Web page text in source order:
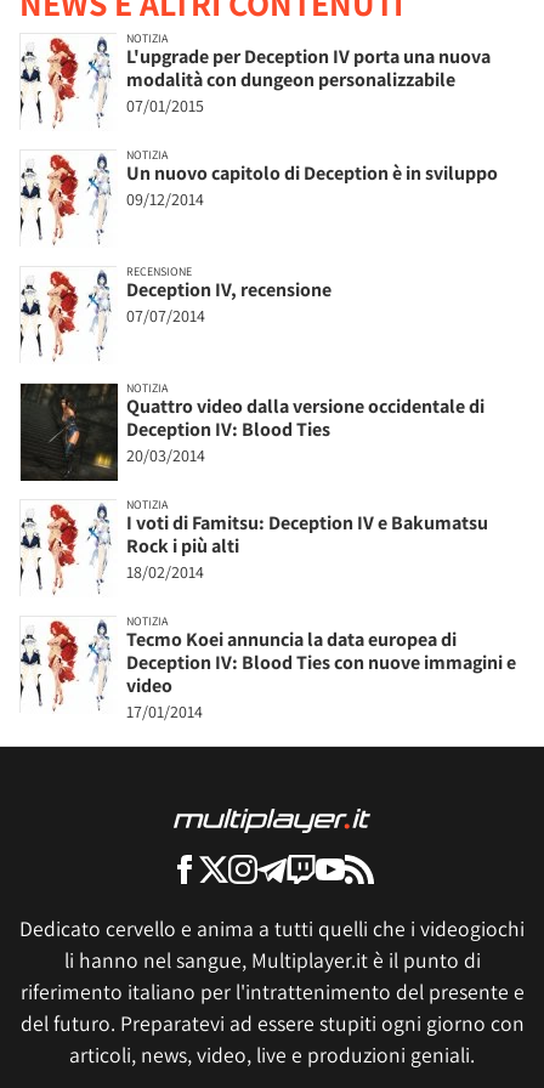
NOTIZIA
L'upgrade per Deception IV porta una nuova
modalità con dungeon personalizzabile
07/01/2015
NOTIZIA
Un nuovo capitolo di Deception è in sviluppo
09/12/2014
RECENSIONE
Deception IV, recensione
07/07/2014
NOTIZIA
Quattro video dalla versione occidentale di
Deception IV: Blood Ties
20/03/2014
NOTIZIA
I voti di Famitsu: Deception IV e Bakumatsu
Rock i più alti
18/02/2014
NOTIZIA
Tecmo Koei annuncia la data europea di
Deception IV: Blood Ties con nuove immagini e
video
17/01/2014
Dedicato cervello e anima a tutti quelli che i videogiochi
li hanno nel sangue, Multiplayer.it è il punto di
riferimento italiano per l'intrattenimento del presente e
del futuro. Preparatevi ad essere stupiti ogni giorno con
articoli, news, video, live e produzioni geniali.